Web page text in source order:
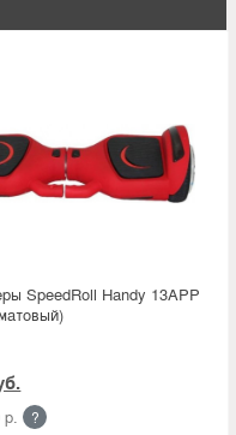
SpeedRoll Handy 13APP
?